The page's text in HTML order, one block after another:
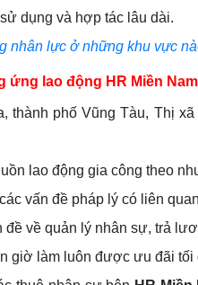
dụng và hợp tác lâu dài.
nhân lực ở những khu vực
ứng lao động HR Miền Nam
thành phố Vũng Tàu, Thị
lao động gia công theo
vấn đề pháp lý có liên
về quản lý nhân sự, trả
giờ làm luôn được ưu đãi